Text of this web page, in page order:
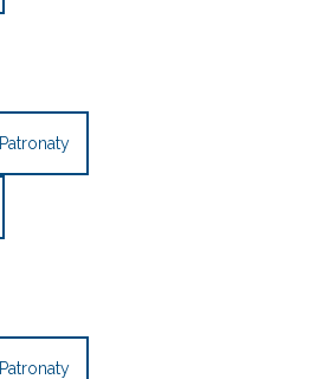
Patronaty
Patronaty